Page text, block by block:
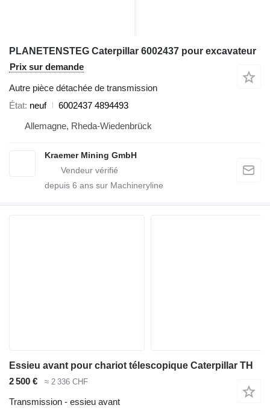
PLANETENSTEG Caterpillar 6002437 pour excavateur
Prix sur demande
Autre pièce détachée de transmission
État neuf
6002437 4894493
Allemagne, Rheda-Wiedenbrück
Kraemer Mining GmbH
depuis 6 ans sur Machineryline
Essieu avant pour chariot télescopique Caterpillar TH
2 500 €
≈ 2 336 CHF
Transmission - essieu avant